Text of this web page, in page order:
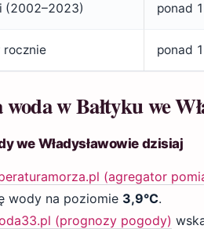
(2002–2023) ponad
rocznie ponad
w Bałtyku we
we Władysławowie dzisiaj
(agregator
wody na poziomie 3,9°C.
(prognozy pogody)